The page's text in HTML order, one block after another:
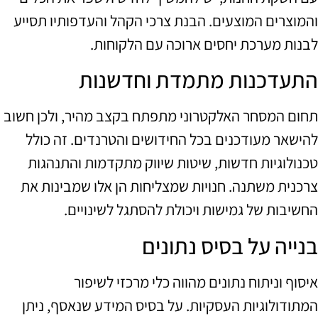
והמוצרים המוצעים. הבנת צרכי הקהל והעדפותיו תסייע
לבנות מערכת יחסים ארוכה עם הלקוחות.
התעדכנות מתמדת וחדשנות
תחום המסחר האלקטרוני מתפתח בקצב מהיר, ולכן חשוב
להישאר מעודכנים בכל החידושים והטרנדים. זה כולל
טכנולוגיות חדשות, שיטות שיווק מתקדמות והתנהגות
צרכנית משתנה. חנויות שמצליחות הן אלו שמבינות את
החשיבות של גמישות ויכולת להסתגל לשינויים.
בנייה על בסיס נתונים
איסוף וניתוח נתונים מהווה כלי מרכזי לשיפור
המתודולוגיות העסקיות. על בסיס המידע שנאסף, ניתן